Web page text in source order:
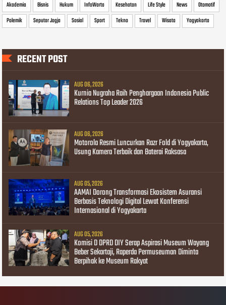
Akademia Bisnis Hukum InfoWarta Kesehatan Life Style News
Otomotif
Polemik
Seputar Jogja Sosial Sport Tekno Travel Wisata Yogyakarta
RECENT POST
AUG 06, 2026
Kurnia Nugraha Raih Penghargaan Indonesia Public
Relations Top Leader 2026
AUG 06, 2026
Motorola Resmi Luncurkan Razr Fold di Yogyakarta,
Usung Kamera Terbaik dan Baterai Raksasa
AUG 05, 2026
AAMAI Dorong Transformasi Ekosistem Asuransi
Berbasis Teknologi Digital Lewat Konferensi
Internasional di Yogyakarta
AUG 05, 2026
Komisi D DPRD DIY Serap Aspirasi Museum Wayang
Beber Sekartaji, Raperda Permuseuman Diminta
Berpihak ke Museum Rakyat